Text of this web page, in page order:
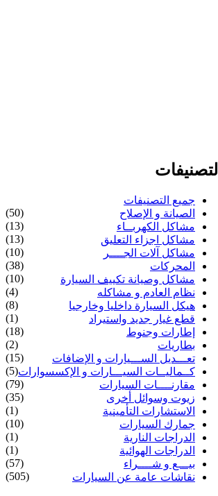
التصنيفات
جميع التصنيفات
الصيانة و الإصلاح
(50)
مشاكل الكهربــاء
(13)
مشاكل اجزاء التعليق
(13)
مشاكل آلات الجــــر
(10)
المحركات
(38)
مشاكل وصيانة تكييف السيارة
(10)
نظام العادم و مشاكله
(4)
هيكل السيارة داخليا وخارجيا
(8)
قطع غيار جديد واستيراد
(1)
إطارات وجنوط
(18)
بطاريات
(2)
تعـــديل الســـيارات و الإضافات
(15)
كــماليــات السيـــارات و الإكسسوارات(5)
مقارنــــات السيارات
(79)
زيوت وسوائل أخرى
(35)
الاستشارات التأمينية
(1)
جمارك السيارات
(10)
الدراجات النارية
(1)
الدراجات الهوائية
(1)
بيـــع و شــــراء
(57)
نقاشات عامة عن السيارات
(505)